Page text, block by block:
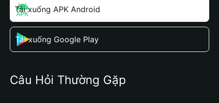
Tải xuống APK Android
Tải xuống Google Play
Câu Hỏi Thường Gặp